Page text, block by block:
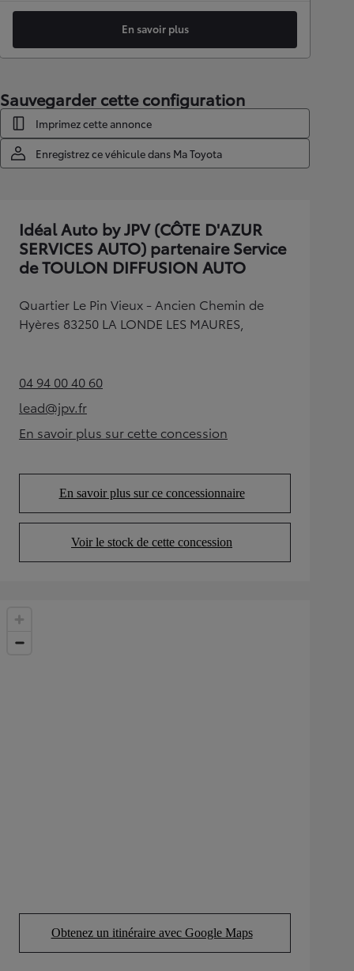
En savoir plus
Sauvegarder cette configuration
Imprimez cette annonce
Enregistrez ce véhicule dans Ma Toyota
Idéal Auto by JPV (CÔTE D'AZUR
SERVICES AUTO) partenaire Service
de TOULON DIFFUSION AUTO
Quartier Le Pin Vieux - Ancien Chemin de
Hyères 83250 LA LONDE LES MAURES,
04 94 00 40 60(Opens in new tab)
lead@jpv.fr(Opens in new tab)
En savoir plus sur cette concession
(Opens in new tab)
En savoir plus sur ce concessionnaire
(Opens in new tab)
Voir le stock de cette concession
(Opens in new tab)
Obtenez un itinéraire avec Google Maps
(Opens in new tab)